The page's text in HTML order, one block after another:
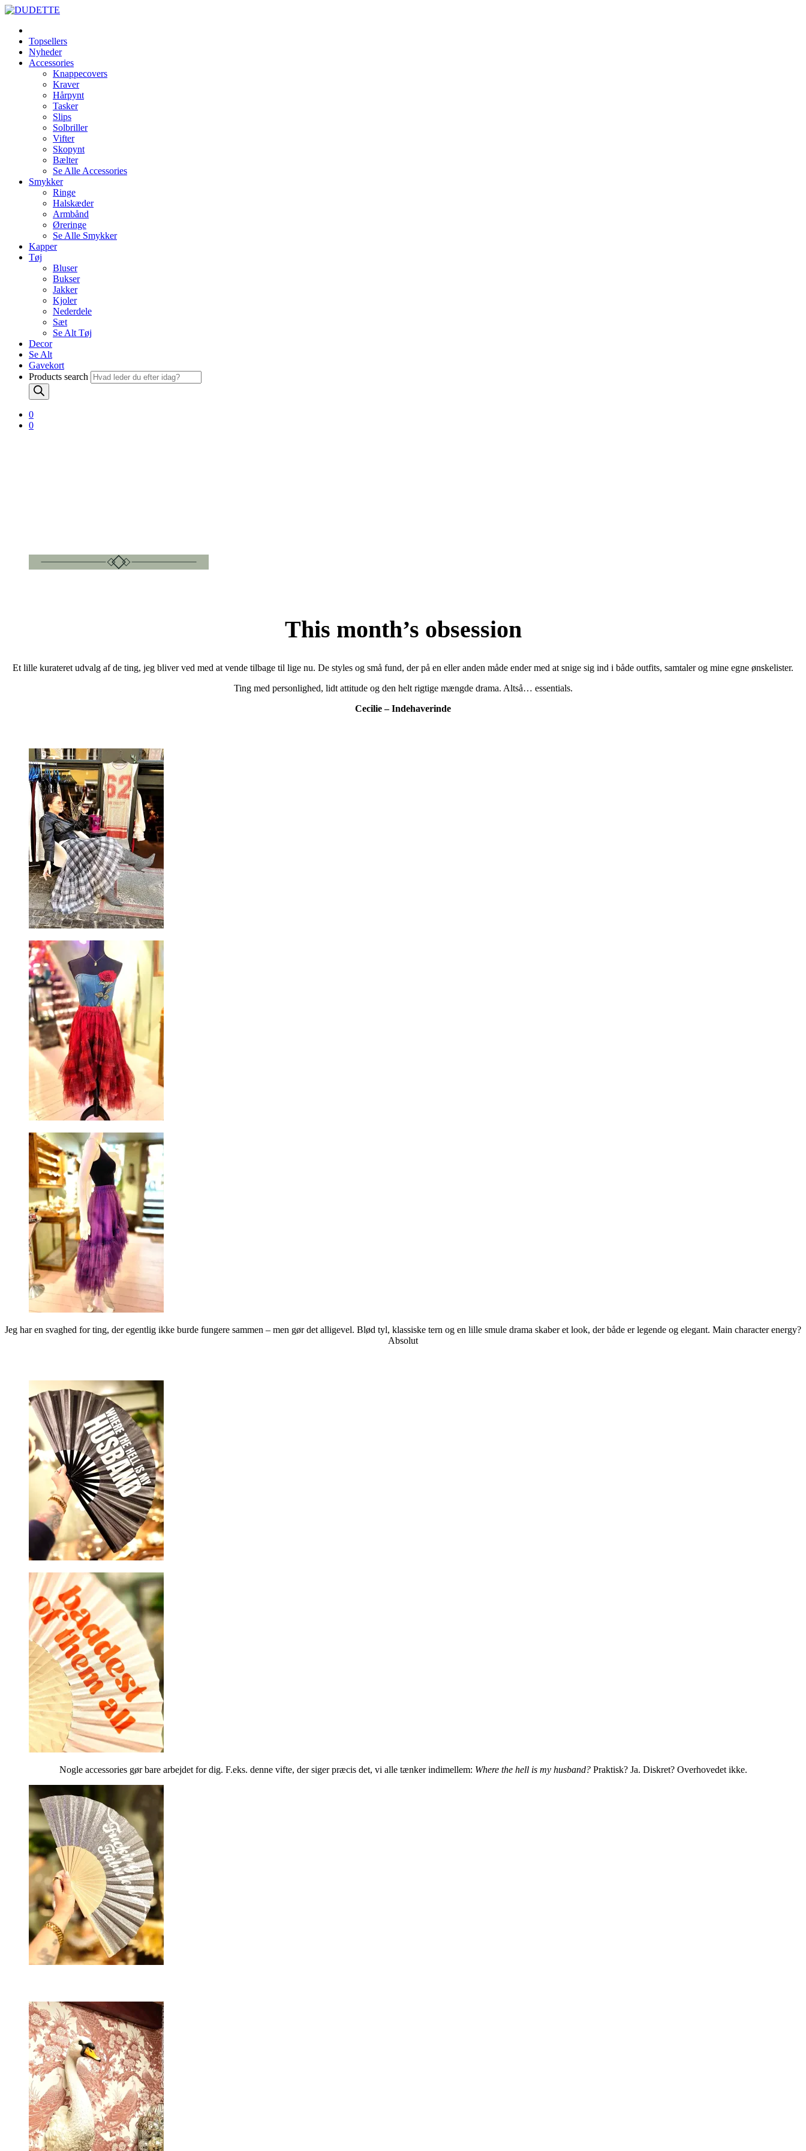
Topsellers
Nyheder
Accessories
Knappecovers
Kraver
Hårpynt
Tasker
Slips
Solbriller
Vifter
Skopynt
Bælter
Se Alle Accessories
Smykker
Ringe
Halskæder
Armbånd
Øreringe
Se Alle Smykker
Kapper
Tøj
Bluser
Bukser
Jakker
Kjoler
Nederdele
Sæt
Se Alt Tøj
Decor
Se Alt
Gavekort
Products search
0
0
This month’s obsession
Et lille kurateret udvalg af de ting, jeg bliver ved med at vende tilbage til lige nu. De styles og små fund, der på en eller anden måde ender med at snige sig ind i både outfits, samtaler og mine egne ønskelister.
Ting med personlighed, lidt attitude og den helt rigtige mængde drama. Altså… essentials.
Cecilie – Indehaverinde
Jeg har en svaghed for ting, der egentlig ikke burde fungere sammen – men gør det alligevel. Blød tyl, klassiske tern og en lille smule drama skaber et look, der både er legende og elegant. Main character energy?
Absolut
Nogle accessories gør bare arbejdet for dig. F.eks. denne vifte, der siger præcis det, vi alle tænker indimellem: Where the hell is my husband? Praktisk? Ja. Diskret? Overhovedet ikke.